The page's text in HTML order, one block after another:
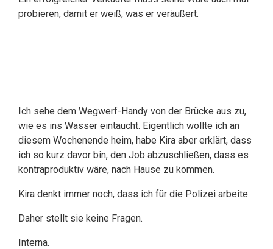
probieren, damit er weiß, was er veräußert.
Ich sehe dem Wegwerf-Handy von der Brücke aus zu,
wie es ins Wasser eintaucht. Eigentlich wollte ich an
diesem Wochenende heim, habe Kira aber erklärt, dass
ich so kurz davor bin, den Job abzuschließen, dass es
kontraproduktiv wäre, nach Hause zu kommen.
Kira denkt immer noch, dass ich für die Polizei arbeite.
Daher stellt sie keine Fragen.
Interna.